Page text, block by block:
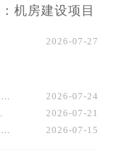
机房建设项目
2026-07-27
掌握三点核心，广东的机房动环项目选本地厂家事半功倍！
2026-07-24
系统品牌
2026-07-21
以广东地区为切入点，选择优质的动环监控系统厂家
2026-07-15